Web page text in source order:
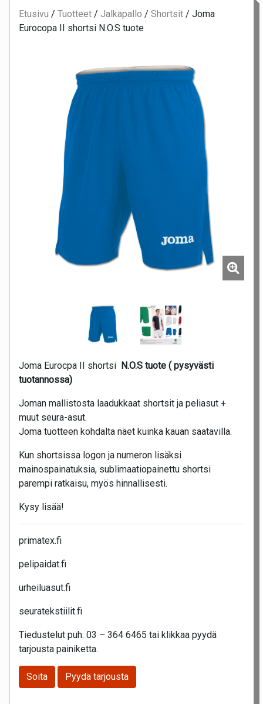
Etusivu / Tuotteet / Jalkapallo / Shortsit / Joma
Eurocopa II shortsi N.O.S tuote
Joma Eurocpa II shortsi N.O.S tuote ( pysyvästi
tuotannossa)
Joman mallistosta laadukkaat shortsit ja peliasut +
muut seura-asut.
Joma tuotteen kohdalta näet kuinka kauan saatavilla.
Kun shortsissa logon ja numeron lisäksi
mainospainatuksia, sublimaatiopainettu shortsi
parempi ratkaisu, myös hinnallisesti.
Kysy lisää!
primatex.fi
pelipaidat.fi
urheiluasut.fi
seuratekstiilit.fi
Tiedustelut puh. 03 – 364 6465 tai klikkaa pyydä
tarjousta painiketta.
Soita Pyydä tarjousta